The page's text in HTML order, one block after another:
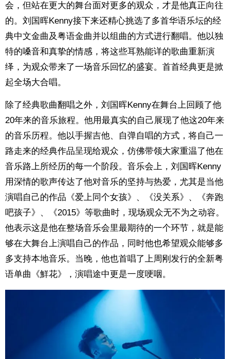
会，但站在更大的舞台面对更多的观众，才是他真正向往
的。刘国晖Kenny接下来还精心挑选了多首华语乐坛的经
典中文金曲及粤语金曲并以组曲的方式进行翻唱。他以独
特的嗓音和真挚的情感，将这些耳熟能详的歌曲重新演
绎，为观众带来了一场音乐回忆的盛宴。首首经典更是掀
起全场大合唱。
除了经典歌曲翻唱之外，刘国晖Kenny在舞台上回顾了他
20年来的音乐旅程。他用最真实的自己展现了他这20年来
的音乐历程。他以手握吉他、自弹自唱的方式，将自己一
路走来的经典作品呈现给观众，仿佛带领大家重温了他在
音乐路上所经历的每一个阶段。音乐会上，刘国晖Kenny
用深情的歌声传达了他对音乐的坚持与热爱，尤其是当他
演唱自己的作品《爱上同个女孩》、《没关系》、《奔跑
吧孩子》、《2015》等歌曲时，现场观众无不为之动容。
他表示这是他在整场音乐会里最期待的一个环节，就是能
够在大舞台上演唱自己的作品，同时他也希望观众能够多
多支持本地音乐。当晚，他也首唱了上周刚发行的全新粤
语单曲《鮮花》，演唱途中更是一度哽咽。